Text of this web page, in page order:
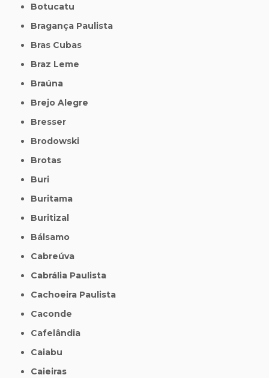
Botucatu
Bragança Paulista
Bras Cubas
Braz Leme
Braúna
Brejo Alegre
Bresser
Brodowski
Brotas
Buri
Buritama
Buritizal
Bálsamo
Cabreúva
Cabrália Paulista
Cachoeira Paulista
Caconde
Cafelândia
Caiabu
Caieiras